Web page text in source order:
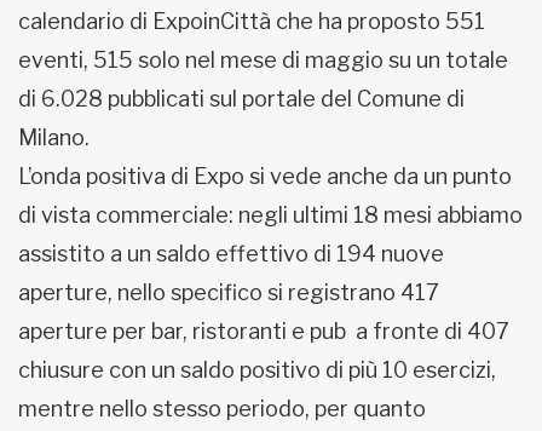
calendario di ExpoinCittà che ha proposto 551
eventi, 515 solo nel mese di maggio su un totale
di 6.028 pubblicati sul portale del Comune di
Milano.
L’onda positiva di Expo si vede anche da un punto
di vista commerciale: negli ultimi 18 mesi abbiamo
assistito a un saldo effettivo di 194 nuove
aperture, nello specifico si registrano 417
aperture per bar, ristoranti e pub a fronte di 407
chiusure con un saldo positivo di più 10 esercizi,
mentre nello stesso periodo, per quanto